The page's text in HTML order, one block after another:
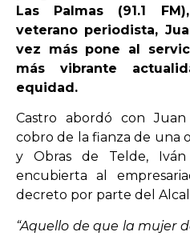
Las Palmas (91.1
veterano periodista,
vez más pone al
más vibrante
equidad.
Castro abordó con
cobro de la fianza de una
y Obras de Telde, Iván
encubierta al
decreto por parte del
“Aquello de que la mujer